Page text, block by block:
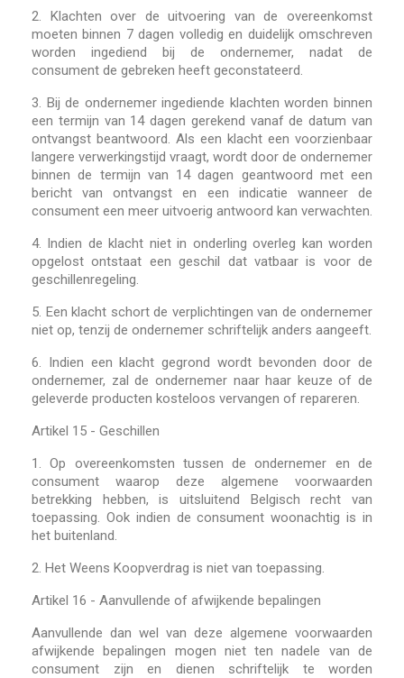
2.
Klachten over de uitvoering van de overeenkomst
moeten binnen 7 dagen volledig en duidelijk omschreven
worden ingediend bij de ondernemer, nadat de
consument de gebreken heeft geconstateerd.
3. Bij de ondernemer ingediende klachten worden binnen
een termijn van 14 dagen gerekend vanaf de datum van
ontvangst beantwoord. Als een klacht een voorzienbaar
langere verwerkingstijd vraagt, wordt door de ondernemer
binnen de termijn van 14 dagen geantwoord met een
bericht van ontvangst en een indicatie wanneer de
consument een meer uitvoerig antwoord kan verwachten.
4. Indien de klacht niet in onderling overleg kan worden
opgelost ontstaat een geschil dat vatbaar is voor de
geschillenregeling.
5. Een klacht schort de verplichtingen van de ondernemer
niet op, tenzij de ondernemer schriftelijk anders aangeeft.
6. Indien een klacht gegrond wordt bevonden door de
ondernemer, zal de ondernemer naar haar keuze of de
geleverde producten kosteloos vervangen of repareren.
Artikel 15 - Geschillen
1. Op overeenkomsten tussen de ondernemer en de
consument waarop deze algemene voorwaarden
betrekking hebben, is uitsluitend Belgisch recht van
toepassing. Ook indien de consument woonachtig is in
het buitenland.
2. Het Weens Koopverdrag is niet van toepassing.
Artikel 16 - Aanvullende of afwijkende bepalingen
Aanvullende dan wel van deze algemene voorwaarden
afwijkende bepalingen mogen niet ten nadele van de
consument zijn en dienen schriftelijk te worden